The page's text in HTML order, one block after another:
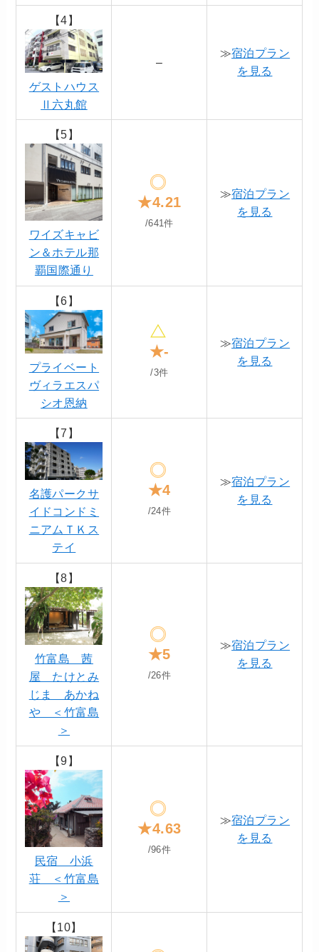
【4】
ゲストハウス
Ⅱ六丸館
–
≫宿泊プラン
を見る
【5】
ワイズキャビ
ン＆ホテル那
覇国際通り
★4.21
/641件
≫宿泊プラン
を見る
【6】
プライベート
ヴィラエスパ
シオ恩納
★-
/3件
≫宿泊プラン
を見る
【7】
名護パークサ
イドコンドミ
ニアムＴＫス
テイ
★4
/24件
≫宿泊プラン
を見る
【8】
竹富島 茜
屋 たけとみ
じま あかね
や ＜竹富島
＞
★5
/26件
≫宿泊プラン
を見る
【9】
民宿 小浜
荘 ＜竹富島
＞
★4.63
/96件
≫宿泊プラン
を見る
【10】